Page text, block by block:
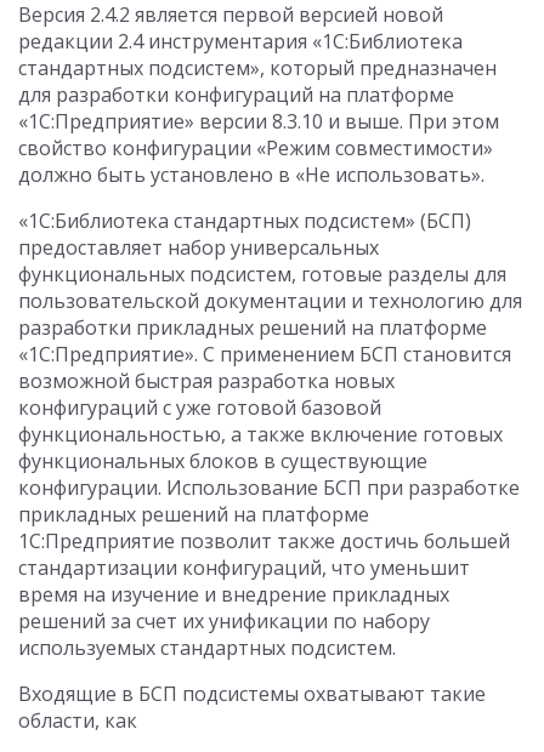
Версия 2.4.2 является первой версией новой
редакции 2.4 инструментария «1С:Библиотека
стандартных подсистем», который предназначен
для разработки конфигураций на платформе
«1С:Предприятие» версии 8.3.10 и выше. При этом
свойство конфигурации «Режим совместимости»
должно быть установлено в «Не использовать».
«1С:Библиотека стандартных подсистем» (БСП)
предоставляет набор универсальных
функциональных подсистем, готовые разделы для
пользовательской документации и технологию для
разработки прикладных решений на платформе
«1С:Предприятие». С применением БСП становится
возможной быстрая разработка новых
конфигураций с уже готовой базовой
функциональностью, а также включение готовых
функциональных блоков в существующие
конфигурации. Использование БСП при разработке
прикладных решений на платформе
1С:Предприятие позволит также достичь большей
стандартизации конфигураций, что уменьшит
время на изучение и внедрение прикладных
решений за счет их унификации по набору
используемых стандартных подсистем.
Входящие в БСП подсистемы охватывают такие
области, как